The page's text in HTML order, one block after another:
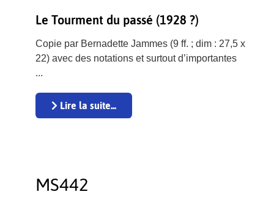
Le Tourment du passé (1928 ?)
Copie par Bernadette Jammes (9 ff. ; dim : 27,5 x
22) avec des notations et surtout d’importantes
...
Lire la suite...
MS442